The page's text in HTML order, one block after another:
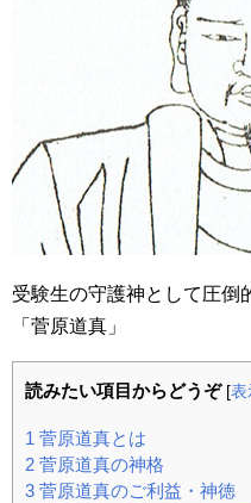
受験生の守護神として圧倒
「菅原道真」
読みたい項目からどうぞ [表
1 菅原道真とは
2 菅原道真の神格
3 菅原道真のご利益・神徳